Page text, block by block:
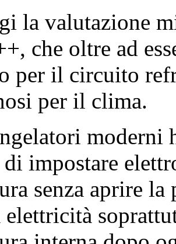
la valutazione
che oltre ad
per il circuito
per il clima.
moderni
di impostare
senza aprire
elettricità